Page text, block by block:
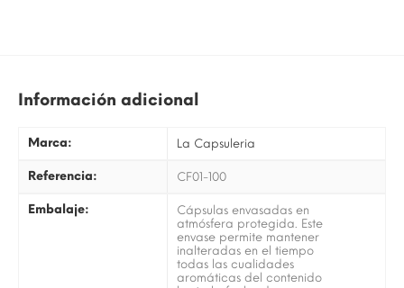
Información adicional
Marca: La Capsuleria
Referencia: CF01-100
Embalaje:
Cápsulas envasadas en
atmósfera protegida. Este
envase permite mantener
inalteradas en el tiempo
todas las cualidades
aromáticas del contenido